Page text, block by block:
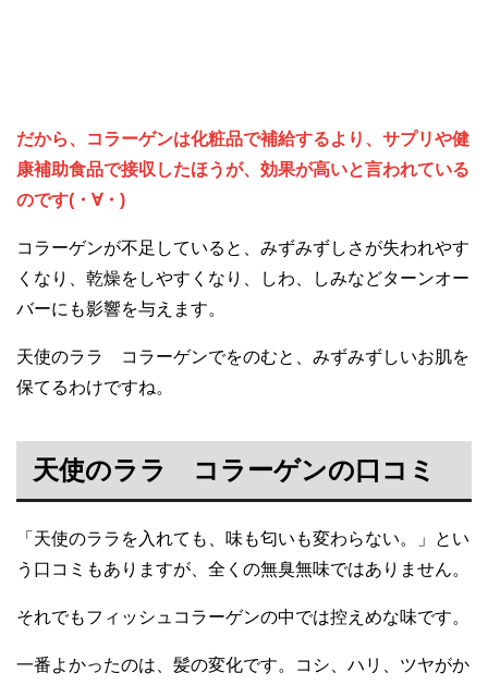
だから、コラーゲンは化粧品で補給するより、サプリや健
康補助食品で接収したほうが、効果が高いと言われている
のです(・∀・)
コラーゲンが不足していると、みずみずしさが失われやす
くなり、乾燥をしやすくなり、しわ、しみなどターンオー
バーにも影響を与えます。
天使のララ コラーゲンでをのむと、みずみずしいお肌を
保てるわけですね。
天使のララ コラーゲンの口コミ
「天使のララを入れても、味も匂いも変わらない。」とい
う口コミもありますが、全くの無臭無味ではありません。
それでもフィッシュコラーゲンの中では控えめな味です。
一番よかったのは、髪の変化です。コシ、ハリ、ツヤがか